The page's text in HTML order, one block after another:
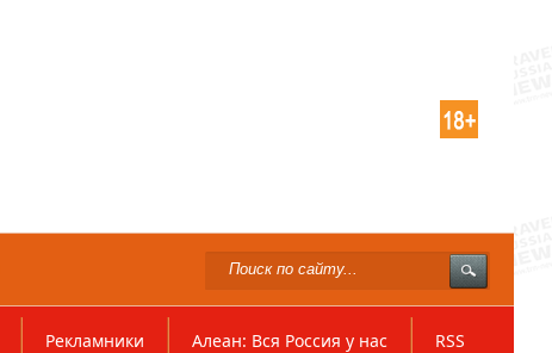
Рекламники Алеан: Вся Россия у нас RSS